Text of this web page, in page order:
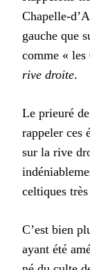
Chapelle-
gauche que
comme «
rive droite.
Le prieuré
rappeler ces
sur la rive
celtiques
C’est bien
ayant été